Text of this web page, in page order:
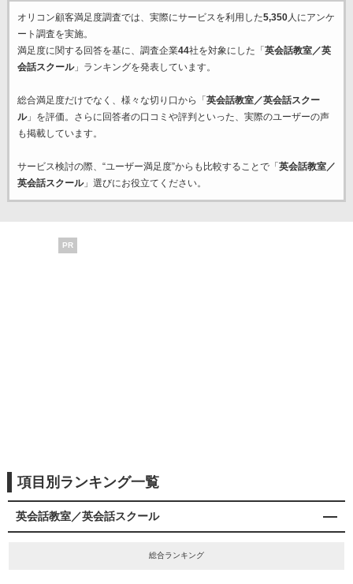
オリコン顧客満足度調査では、実際にサービスを利用した5,350人にアンケ
ート調査を実施。
満足度に関する回答を基に、調査企業44社を対象にした「 英会話教室／英
会話スクール」ランキングを発表しています。
総合満足度だけでなく、様々な切り口から「 英会話教室／英会話スクー
ル」を評価。さらに回答者の口コミや評判といった、実際のユーザーの声
も掲載しています。
サービス検討の際、“ユーザー満足度”からも比較することで「 英会話教室／
英会話スクール」選びにお役立てください。
PR
項目別ランキング一覧
英会話教室／英会話スクール
総合ランキング